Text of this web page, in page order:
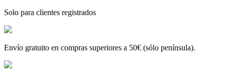
Solo para clientes registrados
Envío gratuito en compras superiores a 50€ (sólo península).